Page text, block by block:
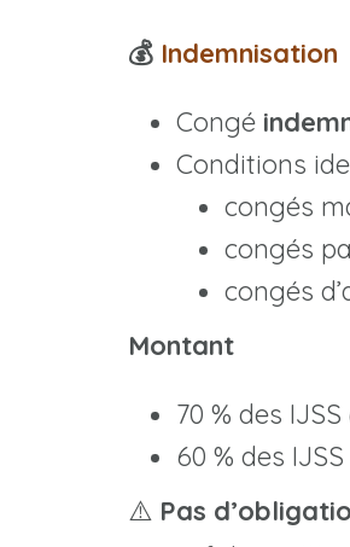
💰 Indemnisation
Congé
Conditions
congés
congés
congés
Montant
70 % des
60 % des
⚠️ Pas